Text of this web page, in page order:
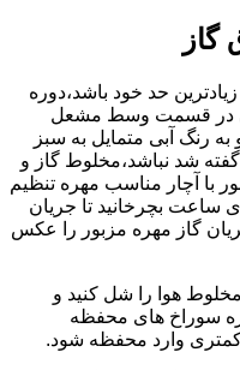
حد خود باشد،دوره
در قسمت وسط مشعل
در حدود ۲۰ میلیمتر و به رنگ آبی متمایل به سبز
شد نباشد،مخلوط گاز و
با آچار مناسب مهره تنظیم
ساعت بچرخانید تا جریان
گاز مهره مزبور را عکس
مخلوط هوا را شل کنید و
سوراخ های محفظه
کمتری وارد محفظه شود.